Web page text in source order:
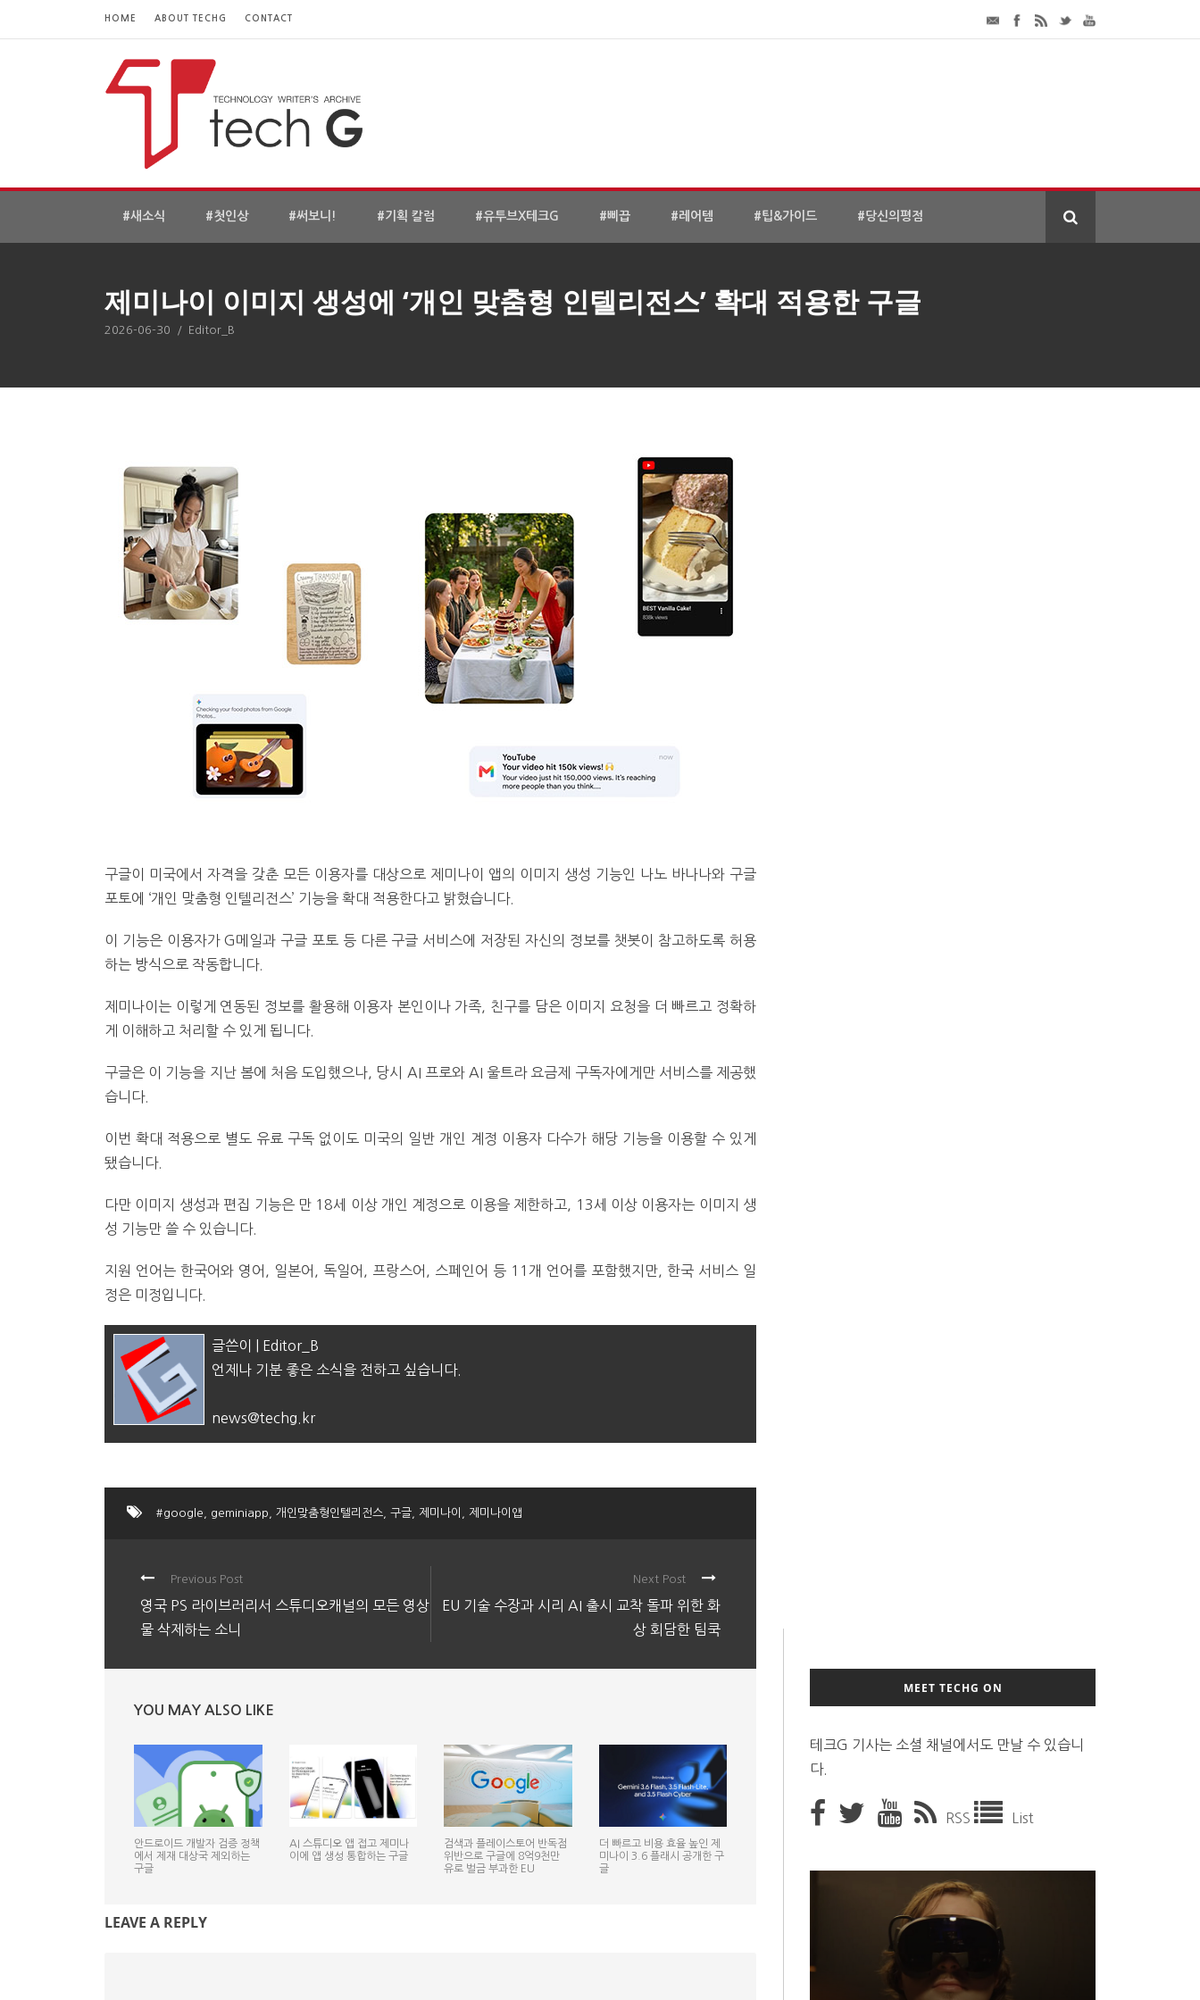
HOME ABOUT TECHG CONTACT
#새소식 #첫인상 #써보니! #기획 칼럼 #유투브X테크G #삐끕 #레어템 #팁&가이드 #당신의평점
제미나이 이미지 생성에 ‘개인 맞춤형 인텔리전스’ 확대 적용한 구글
2026-06-30 / Editor_B
구글이 미국에서 자격을 갖춘 모든 이용자를 대상으로 제미나이 앱의 이미지 생성 기능인 나노 바나나와 구글
포토에 ‘개인 맞춤형 인텔리전스’ 기능을 확대 적용한다고 밝혔습니다.
이 기능은 이용자가 G메일과 구글 포토 등 다른 구글 서비스에 저장된 자신의 정보를 챗봇이 참고하도록 허용
하는 방식으로 작동합니다.
제미나이는 이렇게 연동된 정보를 활용해 이용자 본인이나 가족, 친구를 담은 이미지 요청을 더 빠르고 정확하
게 이해하고 처리할 수 있게 됩니다.
구글은 이 기능을 지난 봄에 처음 도입했으나, 당시 AI 프로와 AI 울트라 요금제 구독자에게만 서비스를 제공했
습니다.
이번 확대 적용으로 별도 유료 구독 없이도 미국의 일반 개인 계정 이용자 다수가 해당 기능을 이용할 수 있게
됐습니다.
다만 이미지 생성과 편집 기능은 만 18세 이상 개인 계정으로 이용을 제한하고, 13세 이상 이용자는 이미지 생
성 기능만 쓸 수 있습니다.
지원 언어는 한국어와 영어, 일본어, 독일어, 프랑스어, 스페인어 등 11개 언어를 포함했지만, 한국 서비스 일
정은 미정입니다.
글쓴이 | Editor_B
언제나 기분 좋은 소식을 전하고 싶습니다.
news@techg.kr
#google geminiapp 개인맞춤형인텔리전스 구글 제미나이 제미나이앱
Previous Post
영국 PS 라이브러리서 스튜디오캐널의 모든 영상
물 삭제하는 소니
Next Post
EU 기술 수장과 시리 AI 출시 교착 돌파 위한 화
상 회담한 팀쿡
YOU MAY ALSO LIKE
안드로이드 개발자 검증 정책
에서 제재 대상국 제외하는
구글
AI 스튜디오 앱 접고 제미나
이에 앱 생성 통합하는 구글
검색과 플레이스토어 반독점
위반으로 구글에 8억9천만
유로 벌금 부과한 EU
더 빠르고 비용 효율 높인 제
미나이 3.6 플래시 공개한 구
글
LEAVE A REPLY
MEET TECHG ON
테크G 기사는 소셜 채널에서도 만날 수 있습니
다.
RSS List